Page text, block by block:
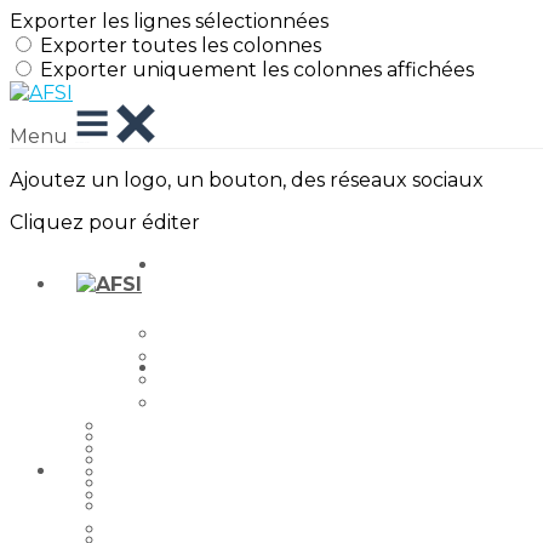
Exporter les lignes sélectionnées
Exporter toutes les colonnes
Exporter uniquement les colonnes affichées
Menu
Ajoutez un logo, un bouton, des réseaux sociaux
Cliquez pour éditer